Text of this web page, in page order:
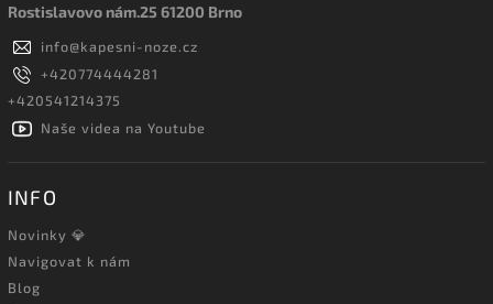
Rostislavovo nám.25 61200 Brno
info@kapesni-noze.cz
+420774444281
+420541214375
Naše videa na Youtube
INFO
Novinky 💎
Navigovat k nám
Blog